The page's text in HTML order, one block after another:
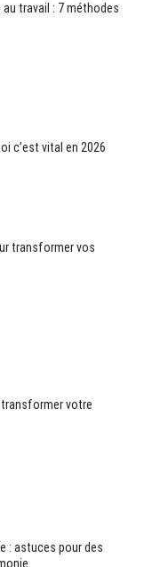
travail : 7 méthodes
c’est vital en 2026
transformer vos
transformer votre
: astuces pour des